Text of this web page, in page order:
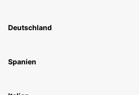
Deutschland
Spanien